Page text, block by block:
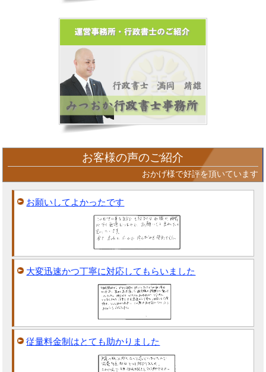
お客様の声のご紹介
おかげ様で好評を頂いています
お願いしてよかったです
大変迅速かつ丁寧に対応してもらいました
従量料金制はとても助かりました